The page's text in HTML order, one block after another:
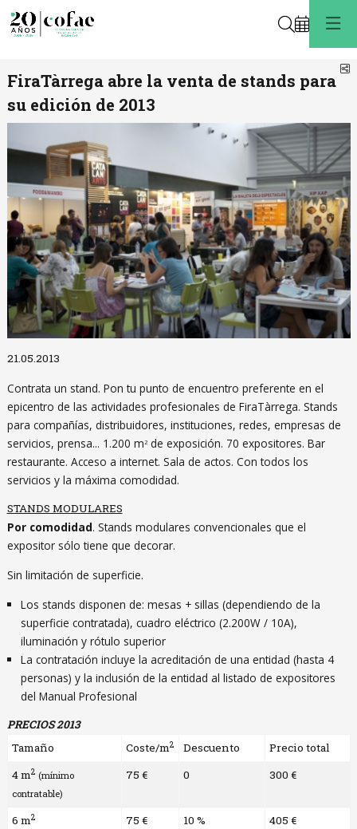
Buscar
FiraTàrrega abre la venta de stands para
su edición de 2013
21.05.2013
Contrata un stand. Pon tu punto de encuentro preferente en el
epicentro de las actividades profesionales de FiraTàrrega. Stands
para compañías, distribuidores, instituciones, redes, empresas de
servicios, prensa... 1.200 m2de exposición. 70 expositores. Bar
restaurante. Acceso a internet. Sala de actos. Con todos los
servicios y la máxima comodidad.
STANDS MODULARES
Por comodidad. Stands modulares convencionales que el
expositor sólo tiene que decorar.
Sin limitación de superficie.
Los stands disponen de: mesas + sillas (dependiendo de la
superficie contratada), cuadro eléctrico (2.200W / 10A),
iluminación y rótulo superior
La contratación incluye la acreditación de una entidad (hasta 4
personas) y la inclusión de la entidad al listado de expositores
del Manual Profesional
PRECIOS2013
Tamaño
Coste/m2 Descuento
Precio total
4 m2 (mínimo
contratable)
75 € 0 300 €
6 m2 75 € 10 %
405 €